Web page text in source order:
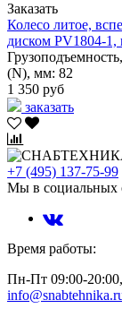
Заказать
Колесо литое,
диском PV1804-
(N), мм: 82
1 350 руб
заказать
+7 (495) 137-75-99
Мы в социальных
Время работы:
Пн-Пт 09:00-